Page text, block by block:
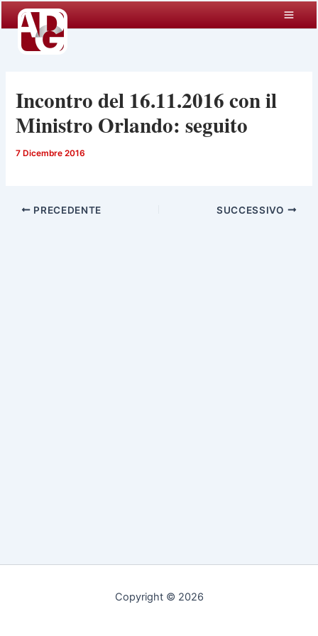
contenuto
Incontro del 16.11.2016 con il
Ministro Orlando: seguito
7 Dicembre 2016
PRECEDENTE SUCCESSIVO
Copyright © 2026